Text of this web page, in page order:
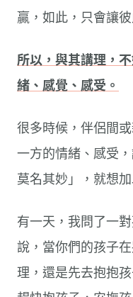
贏，如此，只會讓
所以，與其講理，
緒、感覺、感受。
很多時候，伴侶間
一方的情緒、感受
莫名其妙」，就想
有一天，我問了一
說，當你們的孩子
理，還是先去抱抱